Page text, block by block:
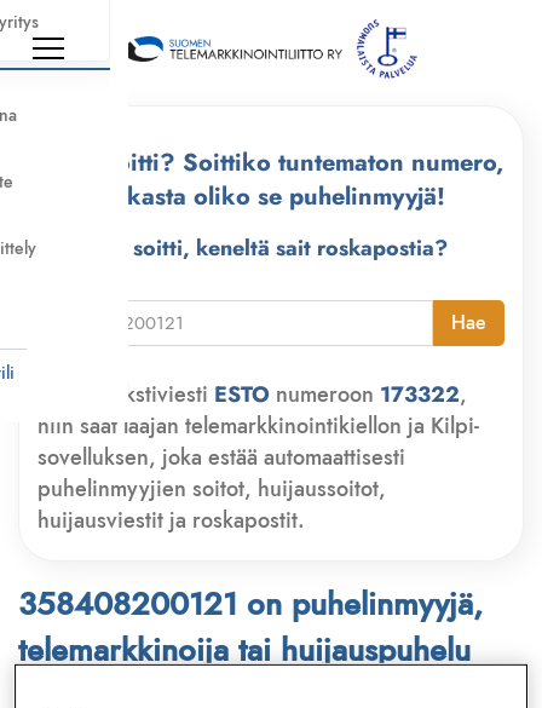
Kuka soitti? Soittiko tuntematon numero,
tarkasta oliko se puhelinmyyjä!
Kuka soitti, keneltä sait roskapostia?
Hae
Lähetä tekstiviesti ESTO numeroon 173322,
niin saat laajan telemarkkinointikiellon ja Kilpi-
sovelluksen, joka estää automaattisesti
puhelinmyyjien soitot, huijaussoitot,
huijausviestit ja roskapostit.
358408200121 on puhelinmyyjä,
telemarkkinoija tai huijauspuhelu